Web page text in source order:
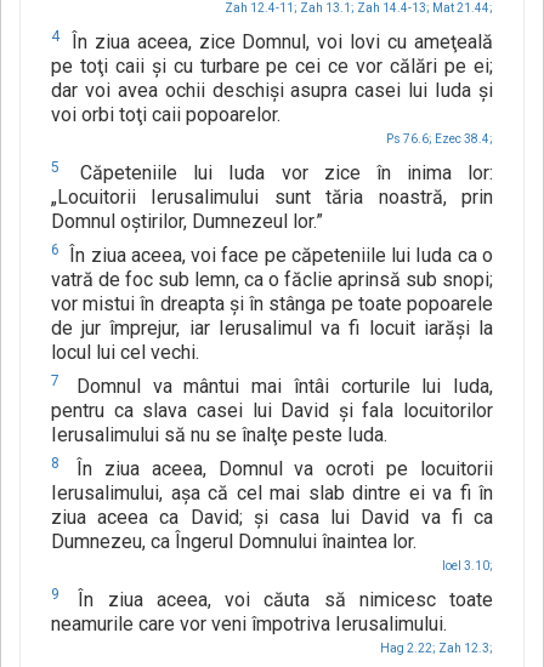
Zah 12.4-11; Zah 13.1; Zah 14.4-13; Mat 21.44;
4
În ziua aceea, zice Domnul, voi lovi cu ameţeală
pe toţi caii şi cu turbare pe cei ce vor călări pe ei;
dar voi avea ochii deschişi asupra casei lui Iuda şi
voi orbi toţi caii popoarelor.
Ps 76.6; Ezec 38.4;
5
Căpeteniile lui Iuda vor zice în inima lor:
„Locuitorii Ierusalimului sunt tăria noastră, prin
Domnul oştirilor, Dumnezeul lor.”
6
În ziua aceea, voi face pe căpeteniile lui Iuda ca o
vatră de foc sub lemn, ca o făclie aprinsă sub snopi;
vor mistui în dreapta şi în stânga pe toate popoarele
de jur împrejur, iar Ierusalimul va fi locuit iarăşi la
locul lui cel vechi.
7
Domnul va mântui mai întâi corturile lui Iuda,
pentru ca slava casei lui David şi fala locuitorilor
Ierusalimului să nu se înalţe peste Iuda.
8
În ziua aceea, Domnul va ocroti pe locuitorii
Ierusalimului, aşa că cel mai slab dintre ei va fi în
ziua aceea ca David; şi casa lui David va fi ca
Dumnezeu, ca Îngerul Domnului înaintea lor.
Ioel 3.10;
9
În ziua aceea, voi căuta să nimicesc toate
neamurile care vor veni împotriva Ierusalimului.
Hag 2.22; Zah 12.3;